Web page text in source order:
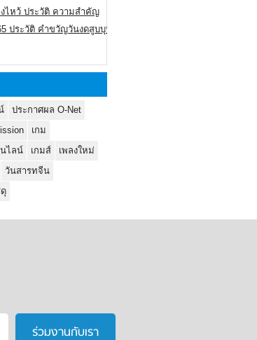
ไหว้ ประวัติ ความสำคัญ
ประวัติ คำขวัญวันงดสูบบุหรี่โลก
ประกาศผล O-Net
เกม
ไลน์ เกมส์
เพลงใหม่
วันสารทจีน
ร่วมงานกับเรา